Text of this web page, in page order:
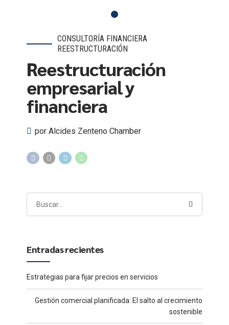
CONSULTORÍA FINANCIERA
REESTRUCTURACIÓN
Reestructuración
empresarial y
financiera
por Alcides Zenteno Chamber
Entradas recientes
Estrategias para fijar precios en servicios
Gestión comercial planificada: El salto al crecimiento
sostenible